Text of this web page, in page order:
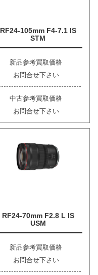
RF24-105mm F4-7.1 IS
STM
新品参考買取価格
お問合せ下さい
中古参考買取価格
お問合せ下さい
RF24-70mm F2.8 L IS
USM
新品参考買取価格
お問合せ下さい